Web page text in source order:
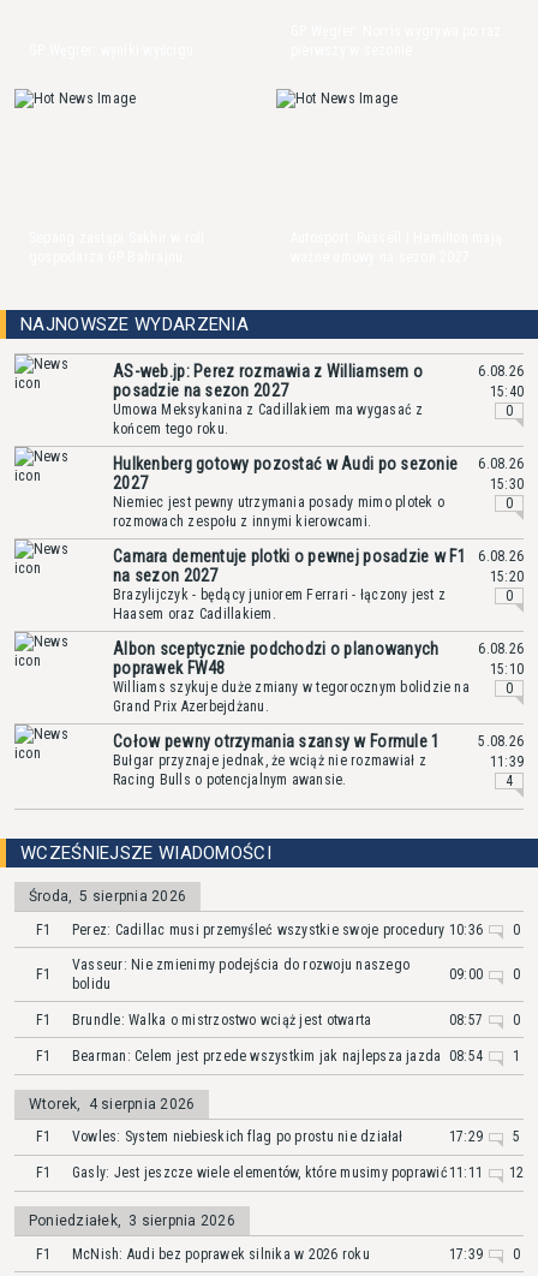
NAJNOWSZE WYDARZENIA
AS-web.jp: Perez rozmawia z Williamsem o
posadzie na sezon 2027
Umowa Meksykanina z Cadillakiem ma wygasać z
końcem tego roku.
6.08.26
15:40
0
Hulkenberg gotowy pozostać w Audi po sezonie
2027
Niemiec jest pewny utrzymania posady mimo plotek o
rozmowach zespołu z innymi kierowcami.
6.08.26
15:30
0
Camara dementuje plotki o pewnej posadzie w F1
na sezon 2027
Brazylijczyk - będący juniorem Ferrari - łączony jest z
Haasem oraz Cadillakiem.
6.08.26
15:20
0
Albon sceptycznie podchodzi o planowanych
poprawek FW48
Williams szykuje duże zmiany w tegorocznym bolidzie na
Grand Prix Azerbejdżanu.
6.08.26
15:10
0
Cołow pewny otrzymania szansy w Formule 1
Bułgar przyznaje jednak, że wciąż nie rozmawiał z
Racing Bulls o potencjalnym awansie.
5.08.26
11:39
4
WCZEŚNIEJSZE WIADOMOŚCI
Środa, 5 sierpnia 2026
F1
Perez: Cadillac musi przemyśleć wszystkie swoje procedury 10:36 0
F1
Vasseur: Nie zmienimy podejścia do rozwoju naszego
bolidu
09:00 0
F1 Brundle: Walka o mistrzostwo wciąż jest otwarta 08:57 0
F1 Bearman: Celem jest przede wszystkim jak najlepsza jazda 08:54 1
Wtorek
4 sierpnia 2026
F1
Vowles: System niebieskich flag po prostu nie działał 17:29 5
F1 Gasly: Jest jeszcze wiele elementów, które musimy poprawić 11:11 12
Poniedziałek, 3 sierpnia 2026
F1
McNish: Audi bez poprawek silnika w 2026 roku 17:39 0